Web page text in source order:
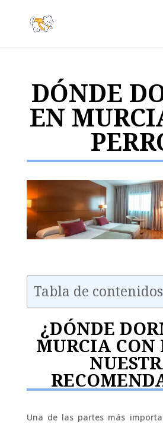
DÓNDE
EN
Tabla de contenidos
¿DÓNDE
MURCIA CON
Una de las partes más